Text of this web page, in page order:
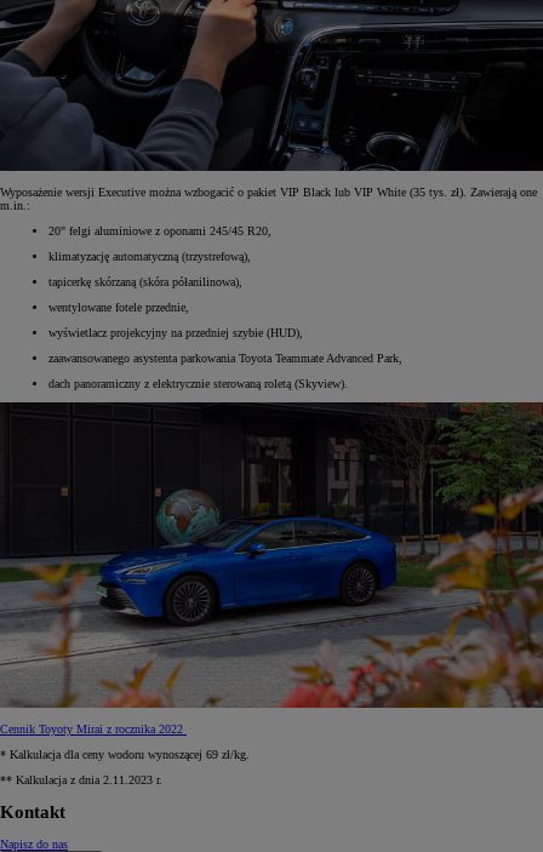
Wyposażenie wersji Executive można wzbogacić o pakiet VIP Black lub VIP White (35 tys. zł). Zawierają one
m.in.:
20" felgi aluminiowe z oponami 245/45 R20,
klimatyzację automatyczną (trzystrefową),
tapicerkę skórzaną (skóra półanilinowa),
wentylowane fotele przednie,
wyświetlacz projekcyjny na przedniej szybie (HUD),
zaawansowanego asystenta parkowania Toyota Teammate Advanced Park,
dach panoramiczny z elektrycznie sterowaną roletą (Skyview).
Cennik Toyoty Mirai z rocznika 2022
* Kalkulacja dla ceny wodoru wynoszącej 69 zł/kg.
** Kalkulacja z dnia 2.11.2023 r.
Kontakt
Napisz do nas